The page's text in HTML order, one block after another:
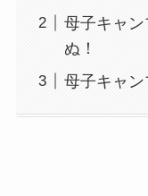
母子キャ
ぬ！
母子キャ